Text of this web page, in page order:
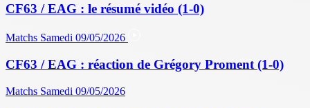
CF63 / EAG : le résumé vidéo (1-0)
Matchs Samedi 09/05/2026
CF63 / EAG : réaction de Grégory Proment (1-0)
Matchs Samedi 09/05/2026